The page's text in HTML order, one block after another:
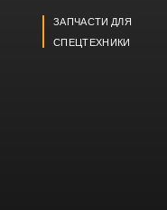
ЗАПЧАСТИ ДЛЯ
СПЕЦТЕХНИКИ